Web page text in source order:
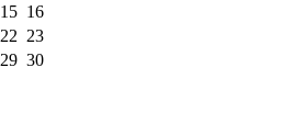
15 16
22 23
29 30